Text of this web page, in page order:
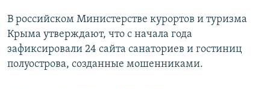
В российском Министерстве курортов и туризма
Крыма утверждают, что с начала года
зафиксировали 24 сайта санаториев и гостиниц
полуострова, созданные мошенниками.